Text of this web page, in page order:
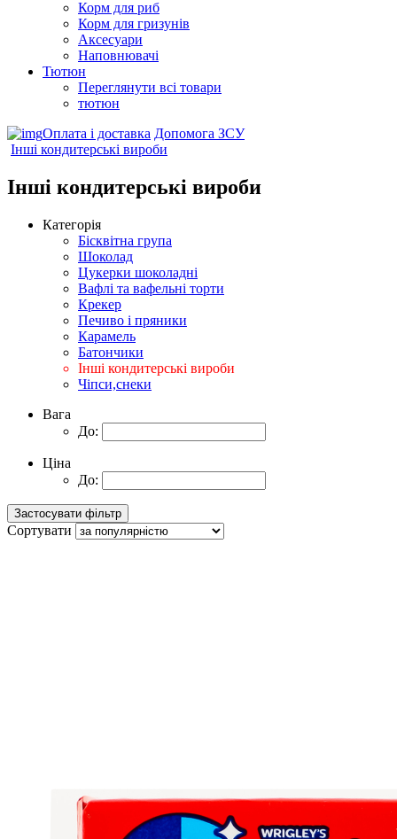
Корм для риб
Корм для гризунів
Аксесуари
Наповнювачі
Тютюн
Переглянути всі товари
тютюн
Оплата і доставка Допомога ЗСУ
Інші кондитерські вироби
Інші кондитерські вироби
Категорія
Бісквітна група
Шоколад
Цукерки шоколадні
Вафлі та вафельні торти
Крекер
Печиво і пряники
Карамель
Батончики
Інші кондитерські вироби
Чіпси,снеки
Вага
До:
Ціна
До:
Сортувати